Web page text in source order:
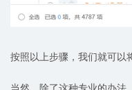
按照以上步骤，我们就可以
当然，除了这种专业的办法